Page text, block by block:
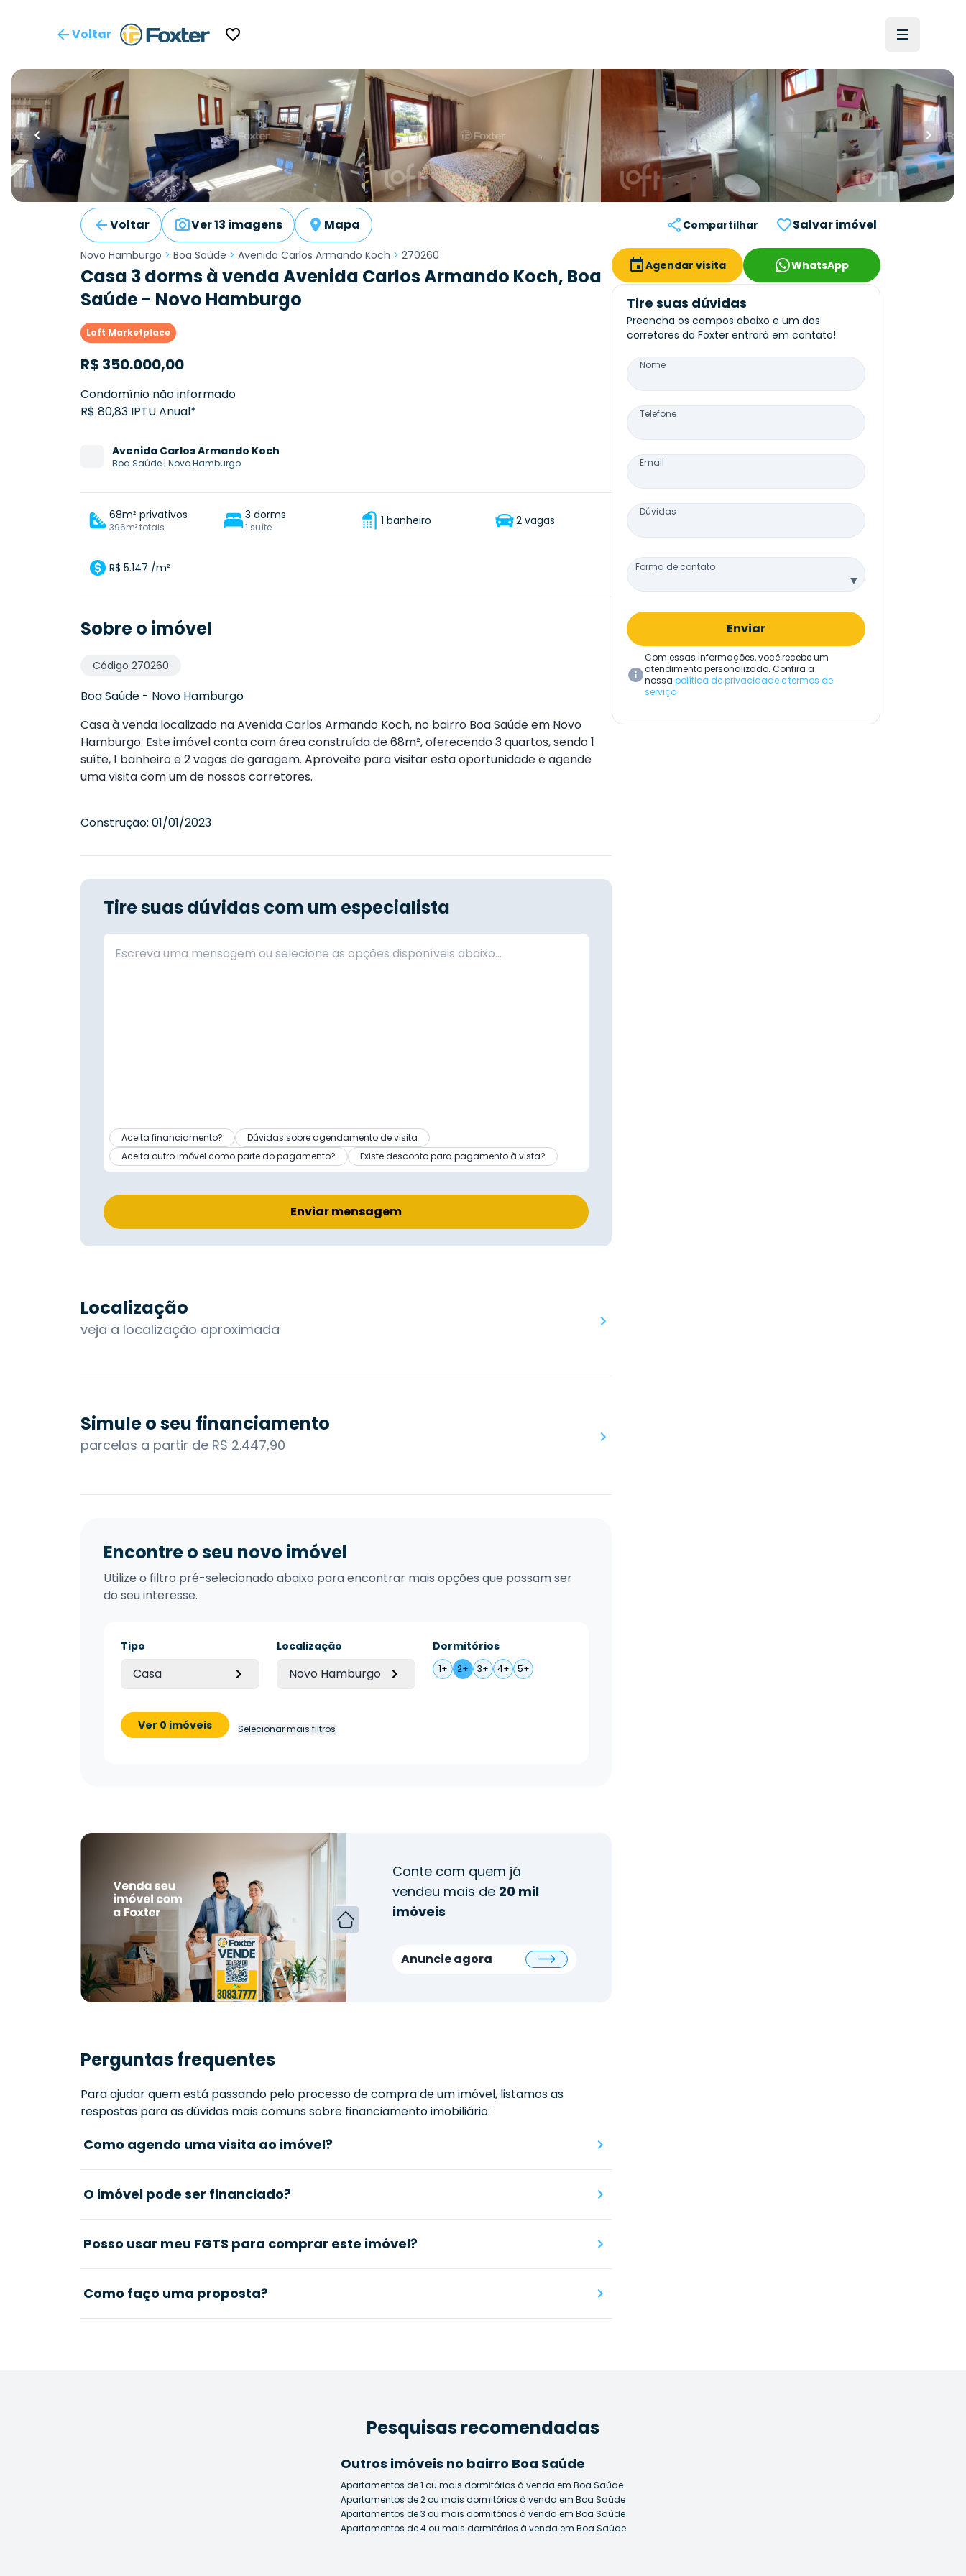
Voltar
Voltar Ver 13 imagens Mapa Compartilhar Salvar imóvel
Novo Hamburgo > Boa Saúde > Avenida Carlos Armando Koch > 270260
Casa 3 dorms à venda Avenida Carlos Armando Koch, Boa
Saúde - Novo Hamburgo
Loft Marketplace
R$ 350.000,00
Condomínio não informado
R$ 80,83 IPTU Anual*
Avenida Carlos Armando Koch
Boa Saúde | Novo Hamburgo
68m² privativos
396m² totais
3 dorms
1 suíte 1 banheiro 2 vagas
R$ 5.147 /m²
Sobre o imóvel
Código 270260
Boa Saúde - Novo Hamburgo
Casa à venda localizado na Avenida Carlos Armando Koch, no bairro Boa Saúde em Novo
Hamburgo. Este imóvel conta com área construída de 68m², oferecendo 3 quartos, sendo 1
suíte, 1 banheiro e 2 vagas de garagem. Aproveite para visitar esta oportunidade e agende
uma visita com um de nossos corretores.
Construção: 01/01/2023
Tire suas dúvidas com um especialista
Aceita financiamento?
Dúvidas sobre agendamento de visita
Aceita outro imóvel como parte do pagamento?
Existe desconto para pagamento à vista?
Enviar mensagem
Localização
veja a localização aproximada
Simule o seu financiamento
parcelas a partir de R$ 2.447,90
Encontre o seu novo imóvel
Utilize o filtro pré-selecionado abaixo para encontrar mais opções que possam ser
do seu interesse.
Tipo
Casa
Localização
Novo Hamburgo
Dormitórios
1+ 2+ 3+ 4+ 5+
Ver 0 imóveis Selecionar mais filtros
Conte com quem já
vendeu mais de 20 mil
imóveis
Anuncie agora
Perguntas frequentes
Para ajudar quem está passando pelo processo de compra de um imóvel, listamos as
respostas para as dúvidas mais comuns sobre financiamento imobiliário:
Como agendo uma visita ao imóvel?
O imóvel pode ser financiado?
Posso usar meu FGTS para comprar este imóvel?
Como faço uma proposta?
Agendar visita WhatsApp
Tire suas dúvidas
Preencha os campos abaixo e um dos
corretores da Foxter entrará em contato!
Nome
Telefone
Email
Dúvidas
Forma de contato
▼
Enviar
Com essas informações, você recebe um
atendimento personalizado. Confira a
nossa política de privacidade e termos de
serviço
Pesquisas recomendadas
Outros imóveis no bairro Boa Saúde
Apartamentos de 1 ou mais dormitórios à venda em Boa Saúde
Apartamentos de 2 ou mais dormitórios à venda em Boa Saúde
Apartamentos de 3 ou mais dormitórios à venda em Boa Saúde
Apartamentos de 4 ou mais dormitórios à venda em Boa Saúde